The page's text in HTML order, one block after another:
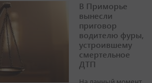
В Приморье
вынесли
приговор
водителю фуры,
устроившему
смертельное
ДТП